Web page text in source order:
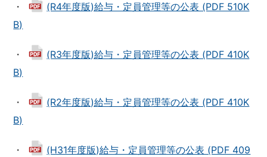
・
(R4年度版)給与・定員管理等の公表 (PDF 510K
B)
・
(R3年度版)給与・定員管理等の公表 (PDF 410K
B)
・
(R2年度版)給与・定員管理等の公表 (PDF 410K
B)
・
(H31年度版)給与・定員管理等の公表 (PDF 409